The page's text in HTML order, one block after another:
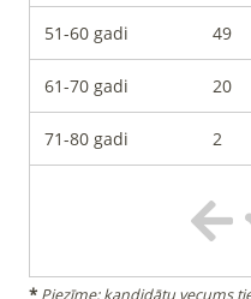
51-60 gadi 49
61-70 gadi 20
71-80 gadi 2
* Piezīme: kandidātu vecums